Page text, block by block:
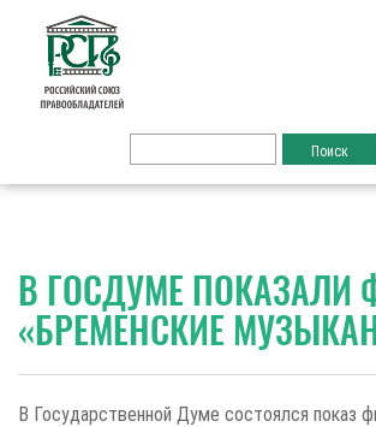
В ГОСДУМЕ ПОКАЗАЛИ
«БРЕМЕНСКИЕ
В Государственной Думе состоялся показ